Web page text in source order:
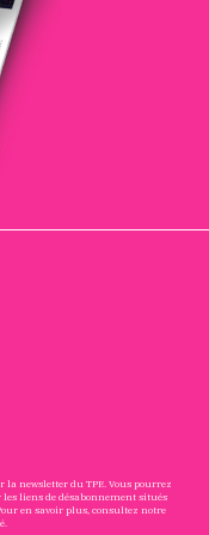
la newsletter du TPE. Vous pourrez
liens de désabonnement situés
en savoir plus, consultez notre
.